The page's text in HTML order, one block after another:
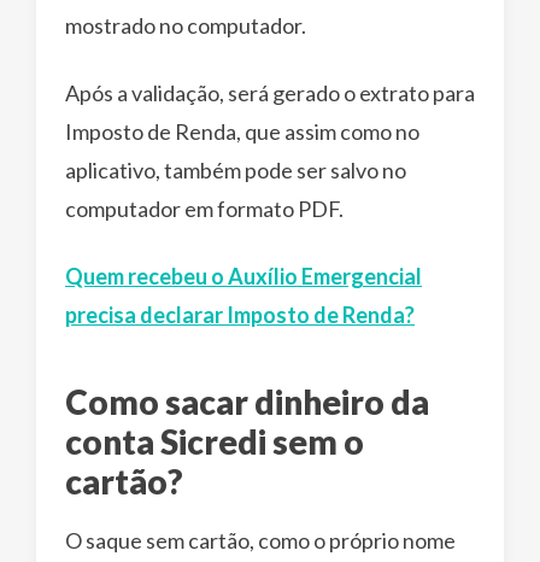
mostrado no computador.
Após a validação, será gerado o extrato para
Imposto de Renda, que assim como no
aplicativo, também pode ser salvo no
computador em formato PDF.
Quem recebeu o Auxílio Emergencial
precisa declarar Imposto de Renda?
Como sacar dinheiro da
conta Sicredi sem o
cartão?
O saque sem cartão, como o próprio nome